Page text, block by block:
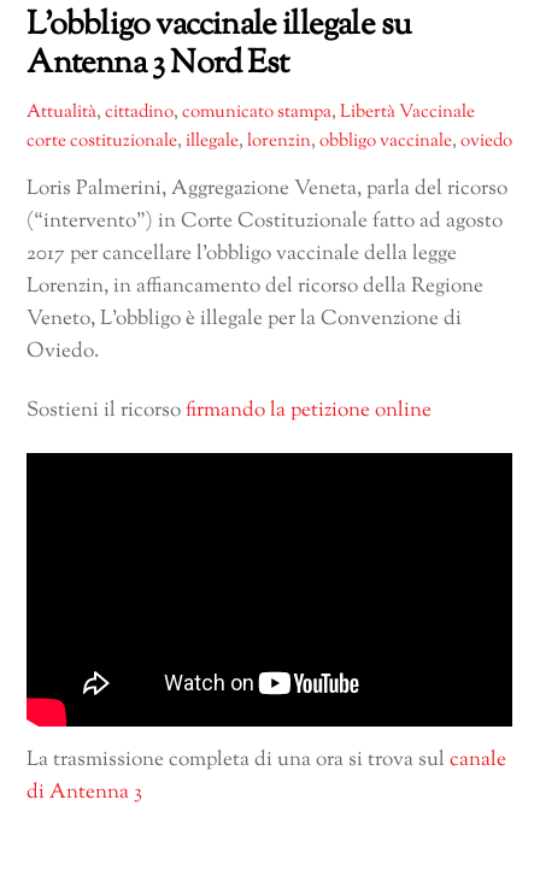
L’obbligo vaccinale illegale su
Antenna 3 Nord Est
Attualità,cittadino,comunicato stampa,Libertà Vaccinale
corte costituzionale,illegale,lorenzin,obbligo vaccinale,oviedo
Loris Palmerini, Aggregazione Veneta, parla del ricorso
(“intervento”) in Corte Costituzionale fatto ad agosto
2017 per cancellare l’obbligo vaccinale della legge
Lorenzin, in affiancamento del ricorso della Regione
Veneto, L’obbligo è illegale per la Convenzione di
Oviedo.
Sostieni il ricorsofirmando la petizione online
La trasmissione completa di una ora si trova sulcanale
di Antenna 3